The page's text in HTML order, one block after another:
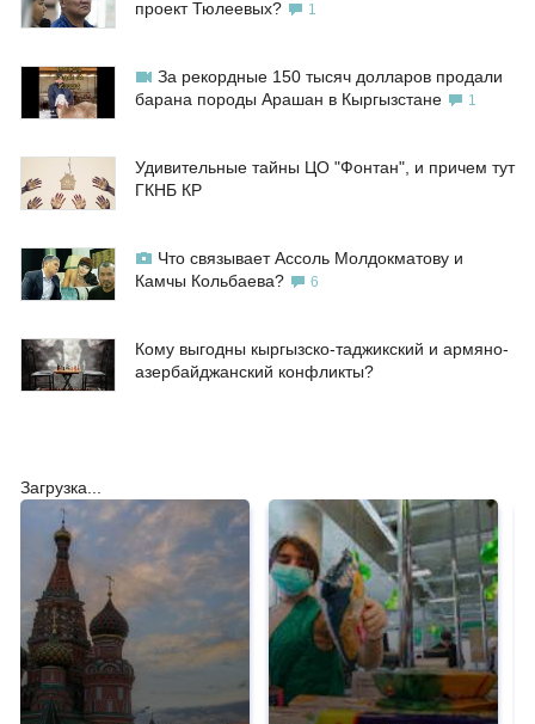
проект Тюлеевых?
1
За рекордные 150 тысяч долларов продали
барана породы Арашан в Кыргызстане
1
Удивительные тайны ЦО "Фонтан", и причем тут
ГКНБ КР
Что связывает Ассоль Молдокматову и
Камчы Кольбаева?
6
Кому выгодны кыргызско-таджикский и армяно-
азербайджанский конфликты?
Загрузка...